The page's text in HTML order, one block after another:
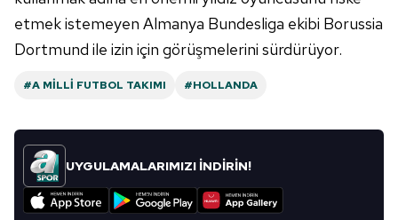
etmek istemeyen Almanya Bundesliga ekibi Borussia
Dortmund ile izin için görüşmelerini sürdürüyor.
#A MILLI FUTBOL TAKIMI #HOLLANDA
UYGULAMALARIMIZI İNDİRİN!